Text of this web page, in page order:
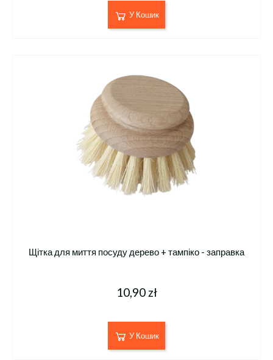
У Кошик
Щітка для миття посуду дерево + тампіко - заправка
10,90 zł
У Кошик